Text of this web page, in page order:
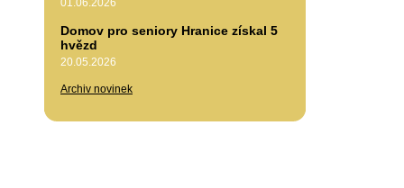
Domov pro seniory Hranice získal 5
hvězd
20.05.2026
Archiv novinek